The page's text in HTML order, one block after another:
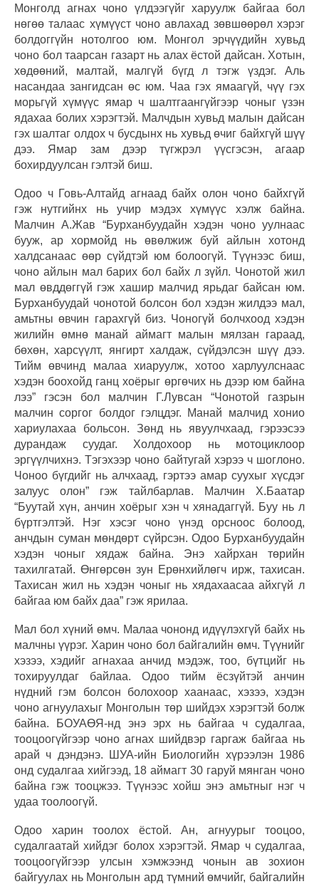
Монголд агнах чоно үлдээгүйг харуулж байгаа бол
нөгөө талаас хүмүүст чоно авлахад зөвшөөрөл хэрэг
болдоггүйн нотолгоо юм. Монгол эрчүүдийн хувьд
чоно бол таарсан газарт нь алах ёстой дайсан. Хотын,
хөдөөний, малтай, малгүй бүгд л тэгж үздэг. Аль
насандаа зангидсан өс юм. Чаа гэх ямаагүй, чүү гэх
морьгүй хүмүүс ямар ч шалтгаангүйгээр чоныг үзэн
ядахаа болих хэрэгтэй. Малчдын хувьд малын дайсан
гэх шалтаг олдох ч бусдынх нь хувьд өчиг байхгүй шүү
дээ. Ямар зам дээр түгжрэл үүсгэсэн, агаар
бохирдуулсан гэлтэй биш.
Одоо ч Говь-Алтайд агнаад байх олон чоно байхгүй
гэж нутгийнх нь учир мэдэх хүмүүс хэлж байна.
Малчин А.Жав “Бурханбуудайн хэдэн чоно уулнаас
бууж, ар хормойд нь өвөлжиж буй айлын хотонд
халдсанаас өөр сүйдтэй юм болоогүй. Түүнээс биш,
чоно айлын мал барих бол байх л зүйл. Чонотой жил
мал өвддөггүй гэж хашир малчид ярьдаг байсан юм.
Бурханбуудай чонотой болсон бол хэдэн жилдээ мал,
амьтны өвчин гарахгүй биз. Чоногүй болчхоод хэдэн
жилийн өмнө манай аймагт малын мялзан гараад,
бөхөн, харсүүлт, янгирт халдаж, сүйдэлсэн шүү дээ.
Тийм өвчинд малаа хиаруулж, хотоо харлуулснаас
хэдэн боохойд ганц хоёрыг өргөчих нь дээр юм байна
лээ” гэсэн бол малчин Г.Лувсан “Чонотой газрын
малчин соргог болдог гэлцдэг. Манай малчид хонио
хариулахаа больсон. Зөнд нь явуулчхаад, гэрээсээ
дурандаж суудаг. Холдохоор нь мотоциклоор
эргүүлчихнэ. Тэгэхээр чоно байтугай хэрээ ч шоглоно.
Чоноо бүгдийг нь алчхаад, гэртээ амар суухыг хүсдэг
залуус олон” гэж тайлбарлав. Малчин Х.Баатар
“Буутай хүн, анчин хоёрыг хэн ч хянадаггүй. Буу нь л
бүртгэлтэй. Нэг хэсэг чоно үнэд орсноос болоод,
анчдын суман мөндөрт сүйрсэн. Одоо Бурханбуудайн
хэдэн чоныг хядаж байна. Энэ хайрхан төрийн
тахилгатай. Өнгөрсөн зун Ерөнхийлөгч ирж, тахисан.
Тахисан жил нь хэдэн чоныг нь хядахаасаа айхгүй л
байгаа юм байх даа” гэж ярилаа.
Мал бол хүний өмч. Малаа чононд идүүлэхгүй байх нь
малчны үүрэг. Харин чоно бол байгалийн өмч. Түүнийг
хэзээ, хэдийг агнахаа анчид мэдэж, тоо, бүтцийг нь
тохируулдаг байлаа. Одоо тийм ёсзүйтэй анчин
нүдний гэм болсон болохоор хаанаас, хэзээ, хэдэн
чоно агнуулахыг Монголын төр шийдэх хэрэгтэй болж
байна. БОУАӨЯ-нд энэ эрх нь байгаа ч судалгаа,
тооцоогүйгээр чоно агнах шийдвэр гаргаж байгаа нь
арай ч дэндэнэ. ШУА-ийн Биологийн хүрээлэн 1986
онд судалгаа хийгээд, 18 аймагт 30 гаруй мянган чоно
байна гэж тооцжээ. Түүнээс хойш энэ амьтныг нэг ч
удаа тоолоогүй.
Одоо харин тоолох ёстой. Ан, агнуурыг тооцоо,
судалгаатай хийдэг болох хэрэгтэй. Ямар ч судалгаа,
тооцоогүйгээр улсын хэмжээнд чонын ав зохион
байгуулах нь Монголын ард түмний өмчийг, байгалийн